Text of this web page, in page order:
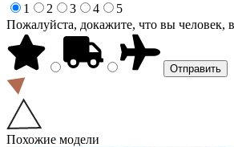
1
2 3 4
5
Пожалуйста, докажите, что вы человек,
Похожие модели